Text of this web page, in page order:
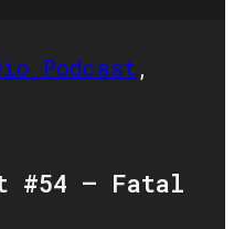
Podcast,
#54 – Fatal